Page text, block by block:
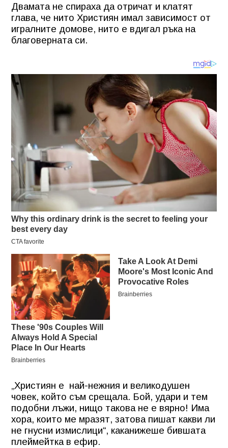
Двамата не спираха да отричат и клатят
глава, че нито Християн имал зависимост от
игралните домове, нито е вдигал ръка на
благоверната си.
„Християн е най-нежния и великодушен
човек, който съм срещала. Бой, удари и тем
подобни лъжи, нищо такова не е вярно! Има
хора, които ме мразят, затова пишат какви ли
не гнусни измислици“, каканижеше бившата
плеймейтка в ефир.